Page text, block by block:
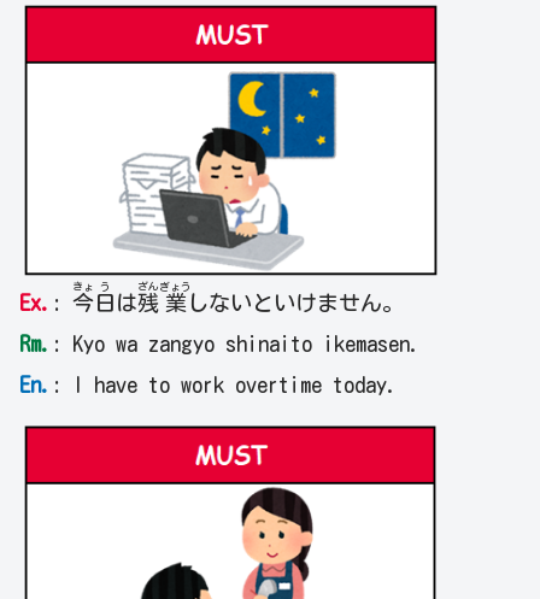
Ex. : 今
きょ
日
う
は残
ざん
業
ぎょう
しないといけません。
Rm. : Kyo wa zangyo shinaito ikemasen.
En. : I have to work overtime today.